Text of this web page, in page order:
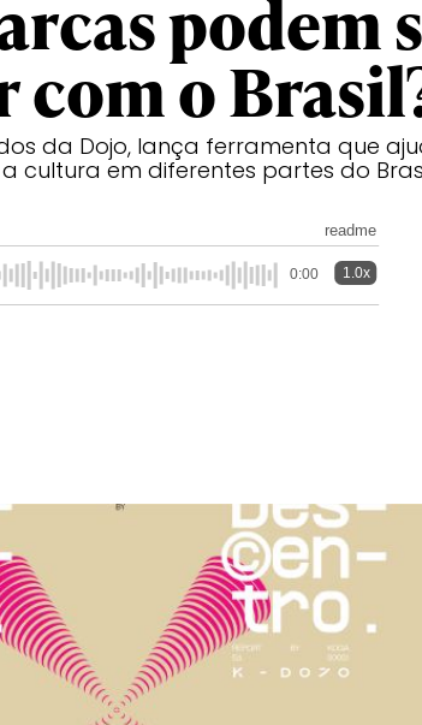
podem
com o
da Dojo, lança ferramenta que
cultura em diferentes partes do
readme
0:00 1.0x